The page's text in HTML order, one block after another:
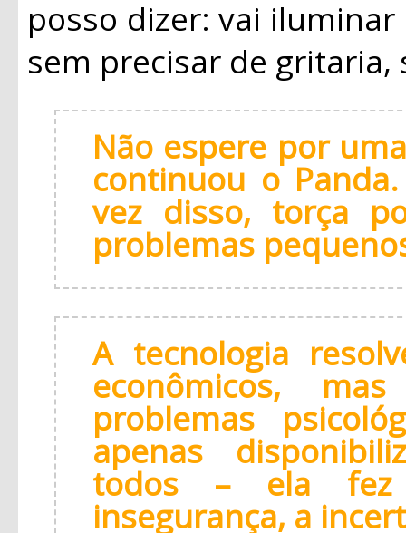
posso dizer: vai
sem precisar de gritaria,
Não espere por
continuou o
vez disso, torça
problemas
A tecnologia
econômicos,
problemas
apenas
todos – ela
insegurança, a